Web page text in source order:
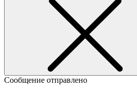
Сообщение отправлено